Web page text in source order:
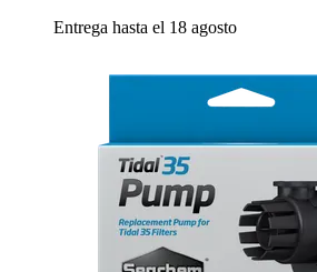
Entrega hasta el 18 agosto